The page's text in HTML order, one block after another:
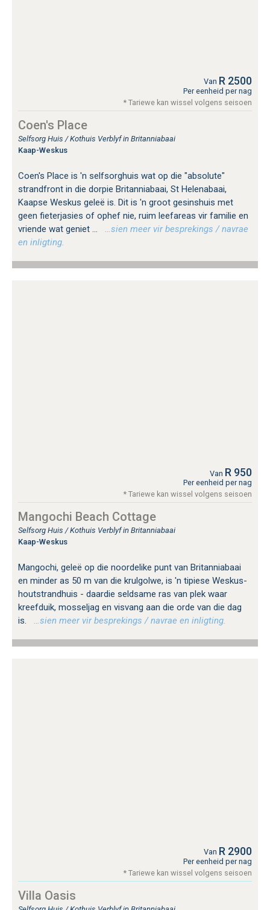
Van R 2500
Per eenheid per nag
* Tariewe kan wissel volgens seisoen
Coen's Place
Selfsorg Huis / Kothuis Verblyf in Britanniabaai
Kaap-Weskus
Coen's Place is 'n selfsorghuis wat op die "absolute"
strandfront in die dorpie Britanniabaai, St Helenabaai,
Kaapse Weskus geleë is. Dit is 'n groot gesinshuis met
geen fieterjasies of ophef nie, ruim leefareas vir familie en
vriende wat geniet ...
…sien meer vir besprekings / navrae
en inligting.
Van R 950
Per eenheid per nag
* Tariewe kan wissel volgens seisoen
Mangochi Beach Cottage
Selfsorg Huis / Kothuis Verblyf in Britanniabaai
Kaap-Weskus
Mangochi, geleë op die noordelike punt van Britanniabaai
en minder as 50 m van die krulgolwe, is 'n tipiese Weskus-
houtstrandhuis - daardie seldsame ras van plek waar
kreefduik, mosseljag en visvang aan die orde van die dag
is.
…sien meer vir besprekings / navrae en inligting.
Van R 2900
Per eenheid per nag
* Tariewe kan wissel volgens seisoen
Villa Oasis